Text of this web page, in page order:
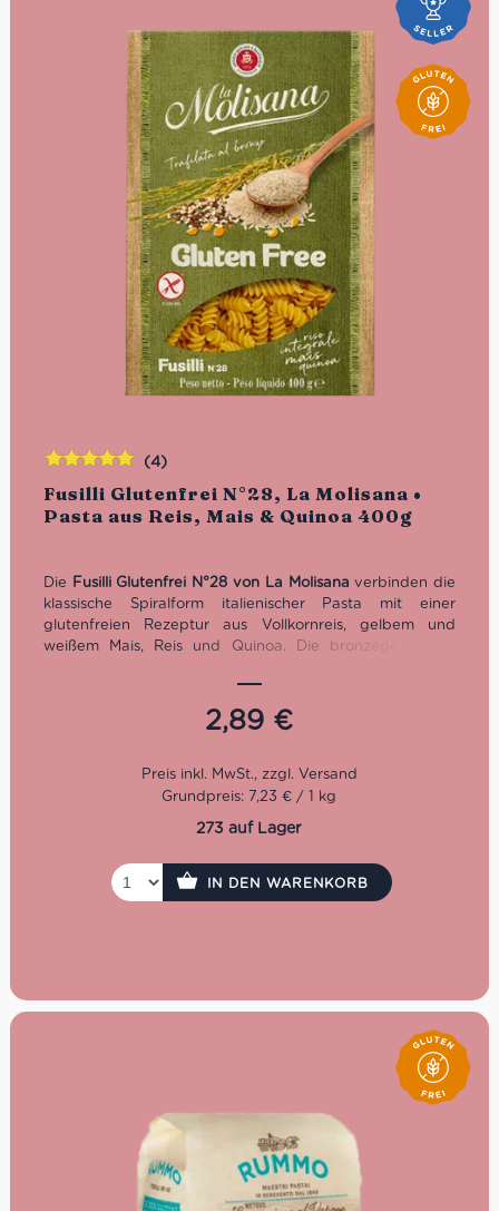
Fusilli Glutenfrei N°28, La Molisana •
Pasta aus Reis, Mais & Quinoa 400g
(4)
Die Fusilli Glutenfrei N°28 von La Molisana verbinden die
klassische Spiralform italienischer Pasta mit einer
glutenfreien Rezeptur aus Vollkornreis, gelbem und
weißem Mais, Reis und Quinoa. Die bronzegezogene,
cremige Gemüsesaucen besonders gut auf. Bissfest,
vielseitig und ideal für warme Pastagerichte oder
Nudelsalat. Kochzeit: 11 Minuten. Inhalt: 400 g.
2,89 €
Bewertet
mit5.00von
5
Grundpreis: 7,23 € / 1 kg
273 auf Lager
IN DEN WARENKORB